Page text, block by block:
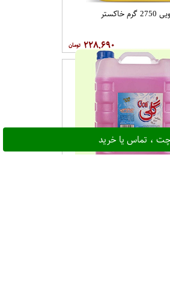
، تماس یا خرید
۲۲۸,۶۹۰